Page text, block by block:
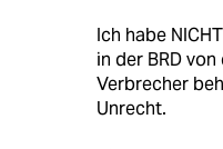
Ich habe
in der BRD
Verbrecher
Unrecht.